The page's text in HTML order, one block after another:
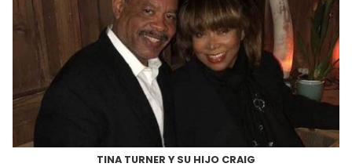
TINA TURNER Y SU HIJO CRAIG